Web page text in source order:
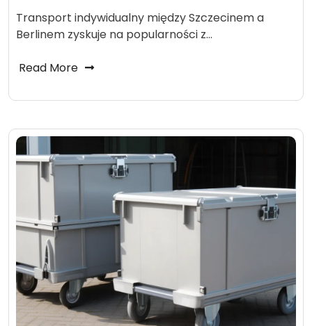
Transport indywidualny między Szczecinem a
Berlinem zyskuje na popularności z…
Read More